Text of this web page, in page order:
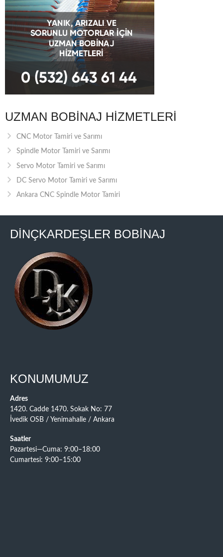
UZMAN BOBINAJ HIZMETLERI
CNC Motor Tamiri ve Sarımı
Spindle Motor Tamiri ve Sarımı
Servo Motor Tamiri ve Sarımı
DC Servo Motor Tamiri ve Sarımı
Ankara CNC Spindle Motor Tamiri
DİNÇKARDEŞLER BOBİNAJ
KONUMUMUZ
Adres
1420. Cadde 1470. Sokak No: 77
İvedik OSB / Yenimahalle / Ankara
Saatler
Pazartesi—Cuma: 9:00–18:00
Cumartesi: 9:00–15:00